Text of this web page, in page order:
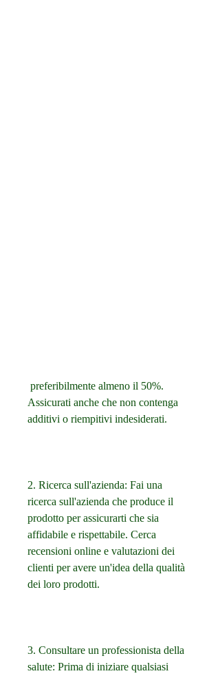
Assicurati anche che non contenga
additivi o riempitivi indesiderati.
2. Ricerca sull'azienda: Fai una
ricerca sull'azienda che produce il
prodotto per assicurarti che sia
affidabile e rispettabile. Cerca
recensioni online e valutazioni dei
clienti per avere un'idea della qualità
dei loro prodotti.
3. Consultare un professionista della
salute: Prima di iniziare qualsiasi